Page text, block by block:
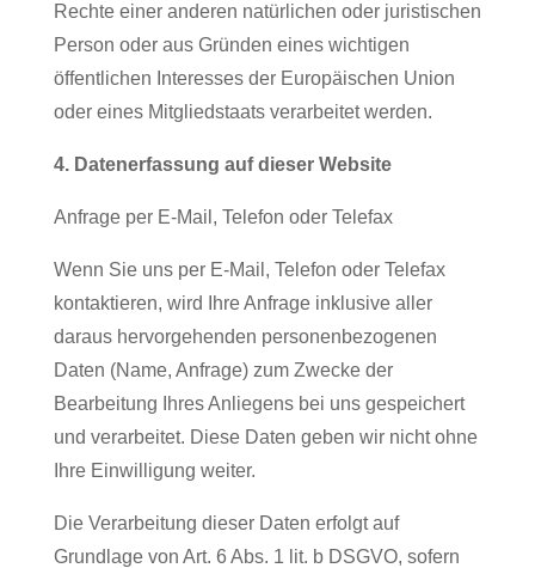
Rechte einer anderen natürlichen oder juristischen
Person oder aus Gründen eines wichtigen
öffentlichen Interesses der Europäischen Union
oder eines Mitgliedstaats verarbeitet werden.
4. Datenerfassung auf dieser Website
Anfrage per E-Mail, Telefon oder Telefax
Wenn Sie uns per E-Mail, Telefon oder Telefax
kontaktieren, wird Ihre Anfrage inklusive aller
daraus hervorgehenden personenbezogenen
Daten (Name, Anfrage) zum Zwecke der
Bearbeitung Ihres Anliegens bei uns gespeichert
und verarbeitet. Diese Daten geben wir nicht ohne
Ihre Einwilligung weiter.
Die Verarbeitung dieser Daten erfolgt auf
Grundlage von Art. 6 Abs. 1 lit. b DSGVO, sofern